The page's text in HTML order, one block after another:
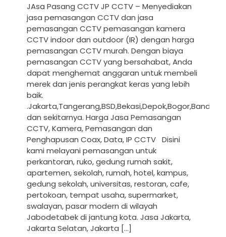
JAsa Pasang CCTV JP CCTV – Menyediakan
jasa pemasangan CCTV dan jasa
pemasangan CCTV pemasangan kamera
CCTV indoor dan outdoor (IR) dengan harga
pemasangan CCTV murah. Dengan biaya
pemasangan CCTV yang bersahabat, Anda
dapat menghemat anggaran untuk membeli
merek dan jenis perangkat keras yang lebih
baik.
.Jakarta,Tangerang,BSD,Bekasi,Depok,Bogor,Bandung
dan sekitarnya. Harga Jasa Pemasangan
CCTV, Kamera, Pemasangan dan
Penghapusan Coax, Data, IP CCTV Disini
kami melayani pemasangan untuk
perkantoran, ruko, gedung rumah sakit,
apartemen, sekolah, rumah, hotel, kampus,
gedung sekolah, universitas, restoran, cafe,
pertokoan, tempat usaha, supermarket,
swalayan, pasar modern di wilayah
Jabodetabek di jantung kota. Jasa Jakarta,
Jakarta Selatan, Jakarta […]